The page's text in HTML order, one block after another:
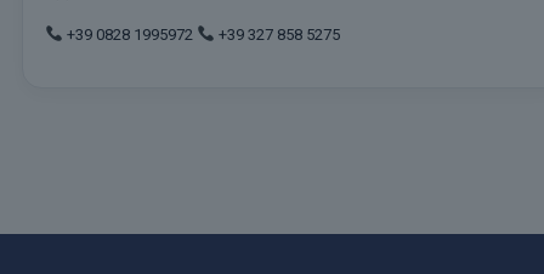
+39 0828 1995972 +39 327 858 5275